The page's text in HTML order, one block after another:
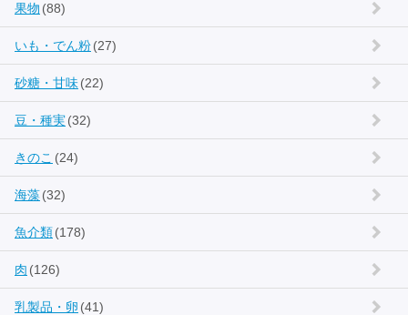
果物 (88)
いも・でん粉(27)
砂糖・甘味(22)
豆・種実(32)
きのこ (24)
海藻(32)
魚介類(178)
肉 (126)
乳製品・卵 (41)